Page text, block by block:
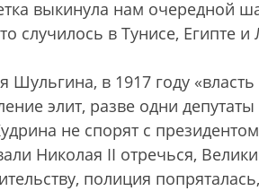
выкинула нам очередной
случилось в Тунисе, Египте и
Шульгина, в 1917 году
элит, разве одни
не спорят с
Николая II отречься,
полиция